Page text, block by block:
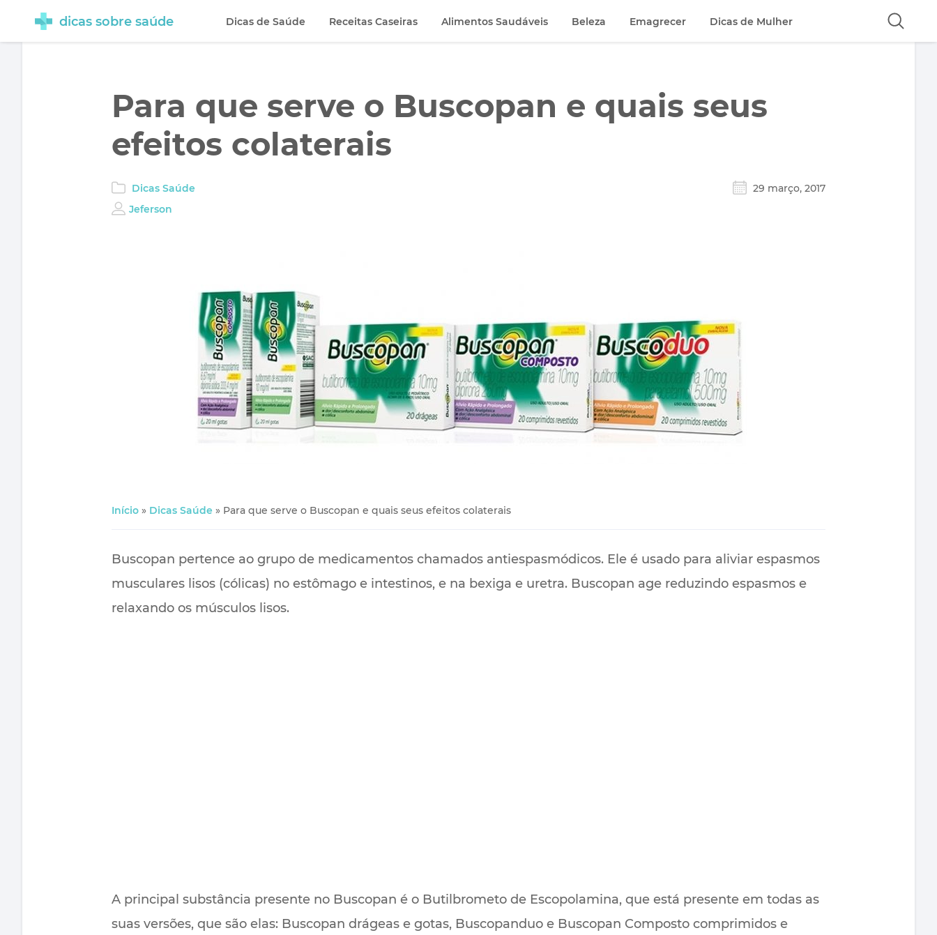
Para que serve o Buscopan e quais seus
efeitos colaterais
Dicas Saúde
29 março, 2017
Jeferson
Início » Dicas Saúde » Para que serve o Buscopan e quais seus efeitos colaterais
Buscopan pertence ao grupo de medicamentos chamados antiespasmódicos. Ele é usado para aliviar espasmos
musculares lisos (cólicas) no estômago e intestinos, e na bexiga e uretra. Buscopan age reduzindo espasmos e
relaxando os músculos lisos.
A principal substância presente no Buscopan é o Butilbrometo de Escopolamina, que está presente em todas as
suas versões, que são elas: Buscopan drágeas e gotas, Buscopanduo e Buscopan Composto comprimidos e
dicas sobre saúde Dicas de Saúde Receitas Caseiras Alimentos Saudáveis Beleza Emagrecer Dicas de Mulher